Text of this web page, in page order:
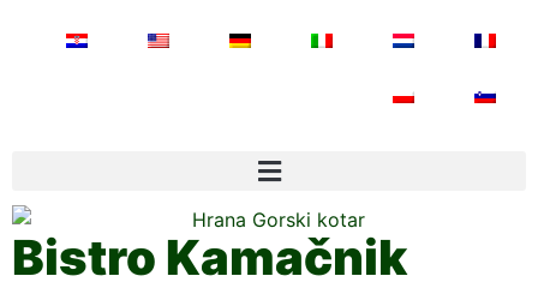
Bistro Kamačnik